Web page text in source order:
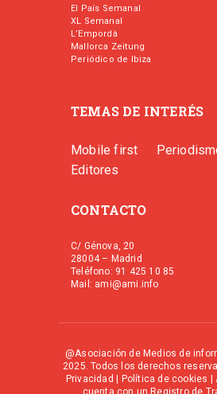
El País Semanal
XL Semanal
L’Empordà
Mallorca Zeitung
Periódico de Ibiza
TEMAS DE INTERÉS
Mobile first
Editores
CONTACTO
C/ Génova, 20
28004 – Madrid
Teléfono: 91 425 10 85
Mail: ami@ami.info
@Asociación de Medios de
2025. Todos los derechos
Privacidad
Política de cookies
cuenta con un Registro de